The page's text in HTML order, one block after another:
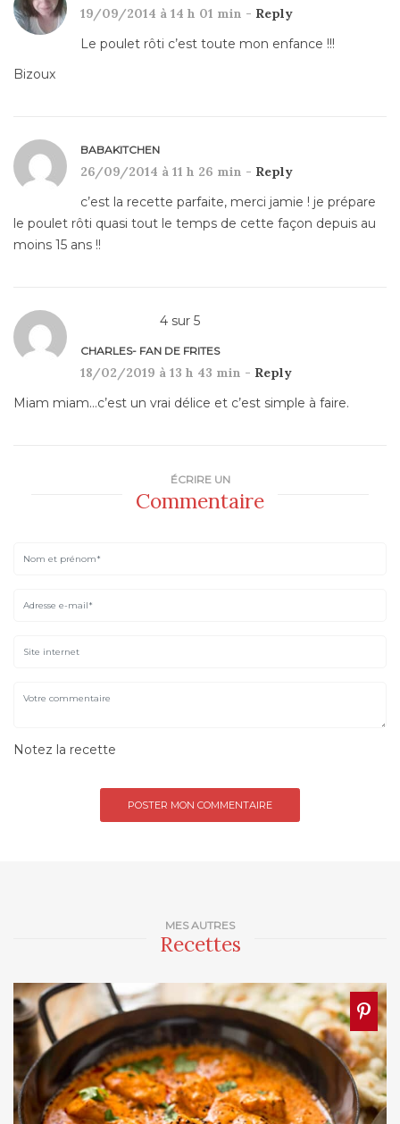
MES AUTRES
Recettes
19/09/2014 à 14 h 01 min - Reply
Le poulet rôti c’est toute mon enfance !!!
Bizoux
BABAKITCHEN
26/09/2014 à 11 h 26 min - Reply
c’est la recette parfaite, merci jamie ! je prépare
le poulet rôti quasi tout le temps de cette façon depuis au
moins 15 ans !!
4 sur 5
CHARLES- FAN DE FRITES
18/02/2019 à 13 h 43 min - Reply
Miam miam…c’est un vrai délice et c’est simple à faire.
ÉCRIRE UN
Commentaire
Notez la recette